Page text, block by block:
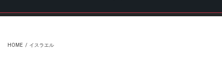
HOME / イスラエル